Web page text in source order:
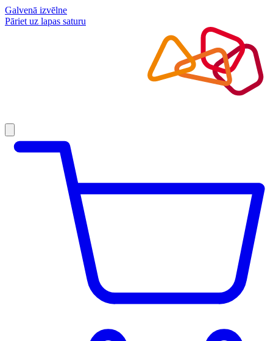
Galvenā izvēlne
Pāriet uz lapas saturu